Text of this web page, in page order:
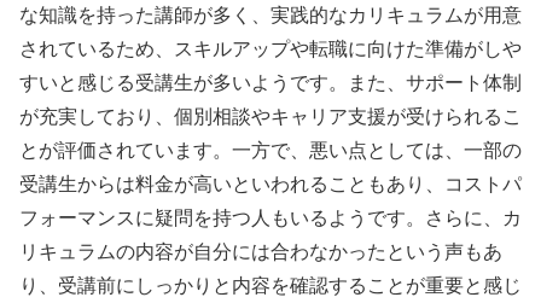
な知識を持った講師が多く、実践的なカリキュラムが用意
されているため、スキルアップや転職に向けた準備がしや
すいと感じる受講生が多いようです。また、サポート体制
が充実しており、個別相談やキャリア支援が受けられるこ
とが評価されています。一方で、悪い点としては、一部の
受講生からは料金が高いといわれることもあり、コストパ
フォーマンスに疑問を持つ人もいるようです。さらに、カ
リキュラムの内容が自分には合わなかったという声もあ
り、受講前にしっかりと内容を確認することが重要と感じ